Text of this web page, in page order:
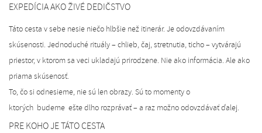
EXPEDÍCIA AKO ŽIVÉ DEDIČSTVO
Táto cesta v sebe nesie niečo hlbšie než itinerár. Je odovzdávaním
skúsenosti. Jednoduché rituály – chlieb, čaj, stretnutia, ticho – vytvárajú
priestor, v ktorom sa veci ukladajú prirodzene. Nie ako informácia. Ale ako
priama skúsenosť.
To, čo si odnesieme, nie sú len obrazy. Sú to momenty o
ktorých budeme ešte dlho rozprávať – a raz možno odovzdávať ďalej.
PRE KOHO JE TÁTO CESTA